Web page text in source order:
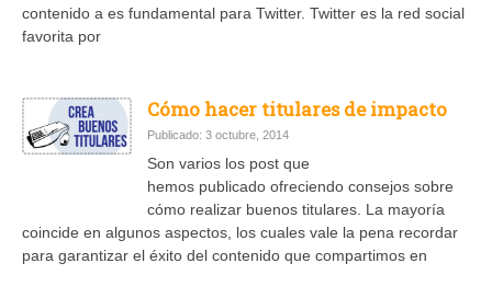
contenido a es fundamental para Twitter. Twitter es la red social
favorita por
Cómo hacer titulares de impacto
Publicado: 3 octubre, 2014
Son varios los post que
hemos publicado ofreciendo consejos sobre
cómo realizar buenos titulares. La mayoría
coincide en algunos aspectos, los cuales vale la pena recordar
para garantizar el éxito del contenido que compartimos en